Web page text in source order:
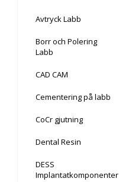
Avtryck Labb
Borr och Polering
Labb
CAD CAM
Cementering på labb
CoCr gjutning
Dental Resin
DESS
Implantatkomponenter